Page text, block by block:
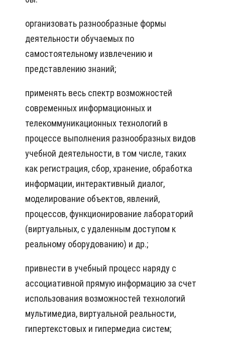
организовать разнообразные формы
деятельности обучаемых по
самостоятельному извлечению и
представлению знаний;
применять весь спектр возможностей
современных информационных и
телекоммуникационных технологий в
процессе выполнения разнообразных видов
учебной деятельности, в том числе, таких
как регистрация, сбор, хранение, обработка
информации, интерактивный диалог,
моделирование объектов, явлений,
процессов, функционирование лабораторий
(виртуальных, с удаленным доступом к
реальному оборудованию) и др.;
привнести в учебный процесс наряду с
ассоциативной прямую информацию за счет
использования возможностей технологий
мультимедиа, виртуальной реальности,
гипертекстовых и гипермедиа систем;